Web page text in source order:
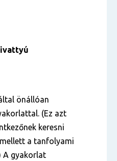
önállóan
(Ez azt
keresni
a tanfolyami
A gyakorlat